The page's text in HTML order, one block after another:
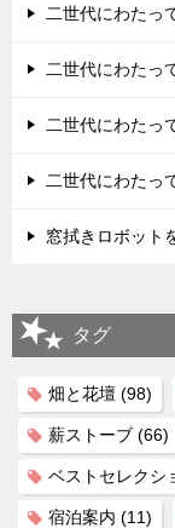
二世代にわたっ
二世代にわたっ
二世代にわたっ
二世代にわたっ
窓拭きロボット
タグ
畑と花壇 (98)
薪ストーブ (66)
ベストセレクシ
宿泊案内 (11)